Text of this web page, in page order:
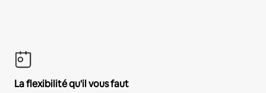
La flexibilité qu'il vous faut